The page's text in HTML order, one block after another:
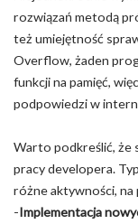
rozwiązań metodą
też umiejętność
Overflow, żaden
funkcji na pamięć,
podpowiedzi w
Warto podkreślić, że
pracy developera.
różne aktywności, na
-Implementacja